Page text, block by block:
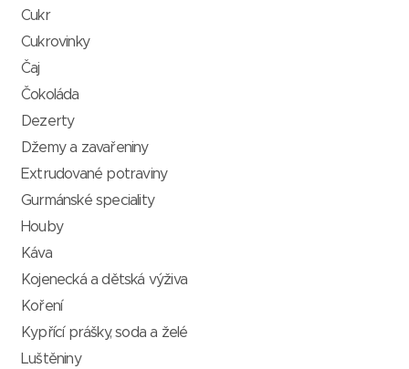
Cukr
Cukrovinky
Čaj
Čokoláda
Dezerty
Džemy a zavařeniny
Extrudované potraviny
Gurmánské speciality
Houby
Káva
Kojenecká a dětská výživa
Koření
Kypřící prášky, soda a želé
Luštěniny